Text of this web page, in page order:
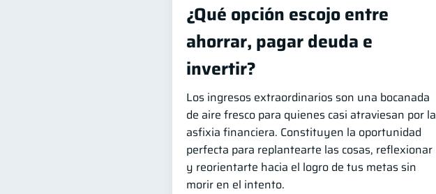
¿Qué opción escojo entre
ahorrar, pagar deuda e
invertir?
Los ingresos extraordinarios son una bocanada
de aire fresco para quienes casi atraviesan por la
asfixia financiera. Constituyen la oportunidad
perfecta para replantearte las cosas, reflexionar
y reorientarte hacia el logro de tus metas sin
morir en el intento.